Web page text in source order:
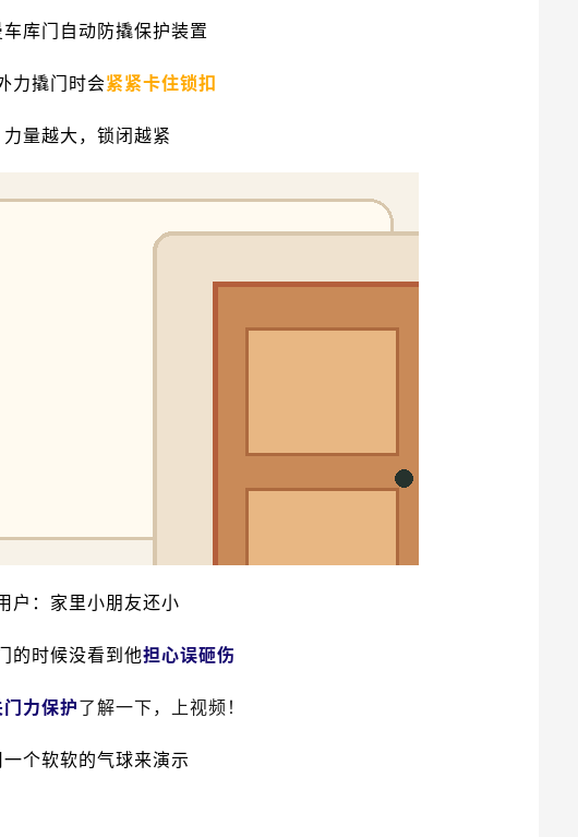
库门自动防撬保护装置
力撬门时会紧紧卡住锁扣
力量越大，锁闭越紧
户：家里小朋友还小
的时候没看到他担心误砸伤
力保护了解一下，上视频！
个软软的气球来演示